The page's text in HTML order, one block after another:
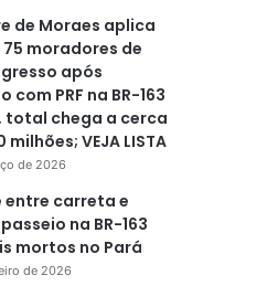
de Moraes aplica
moradores de
após
com PRF na BR-163
total chega a cerca
milhões; VEJA LISTA
de 2026
entre carreta e
na BR-163
mortos no Pará
de 2026